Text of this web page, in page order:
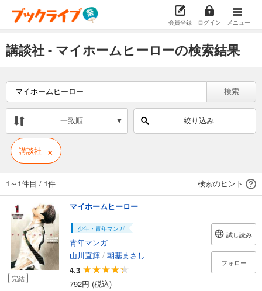
会員登録 ログイン メニュー
講談社 - マイホームヒーローの検索結果
検索
一致順 絞り込み
講談社 ×
1～1件目 / 1件 検索のヒント
完結
マイホームヒーロー
少年・青年マンガ
青年マンガ
山川直輝 / 朝基まさし
4.3
792円 (税込)
試し読み
フォロー